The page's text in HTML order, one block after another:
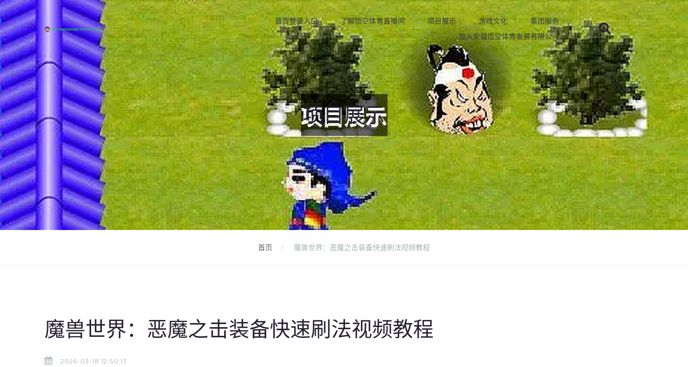
首页登录入口 了解悟空体育直播间 项目展示 游戏文化
集团服务
加入安徽悟空体育发展有限公司
项目展示
首页 魔兽世界：恶魔之击装备快速刷法视频教程
魔兽世界：恶魔之击装备快速刷法视频教程
2026-03-18 12:50:13